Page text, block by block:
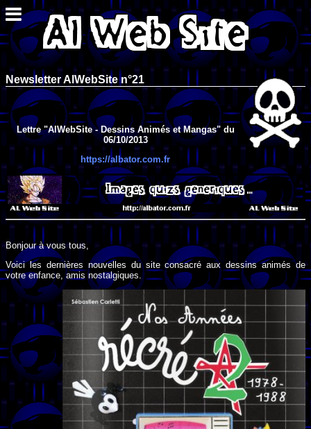
Newsletter AlWebSite n°21
Lettre "AlWebSite - Dessins Animés et Mangas" du
06/10/2013
https://albator.com.fr
Bonjour à vous tous,
Voici les dernières nouvelles du site consacré aux dessins animés de
votre enfance, amis nostalgiques.